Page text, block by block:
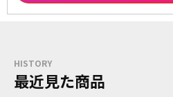
HISTORY
最近見た商品